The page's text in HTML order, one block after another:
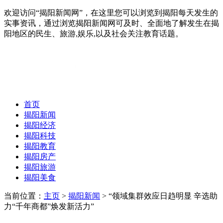
欢迎访问“揭阳新闻网”，在这里您可以浏览到揭阳每天发生的
实事资讯，通过浏览揭阳新闻网可及时、全面地了解发生在揭
阳地区的民生、旅游,娱乐,以及社会关注教育话题。
首页
揭阳新闻
揭阳经济
揭阳科技
揭阳教育
揭阳房产
揭阳旅游
揭阳美食
当前位置： 主页 > 揭阳新闻 > “领域集群效应日趋明显 辛选助
力“千年商都”焕发新活力”